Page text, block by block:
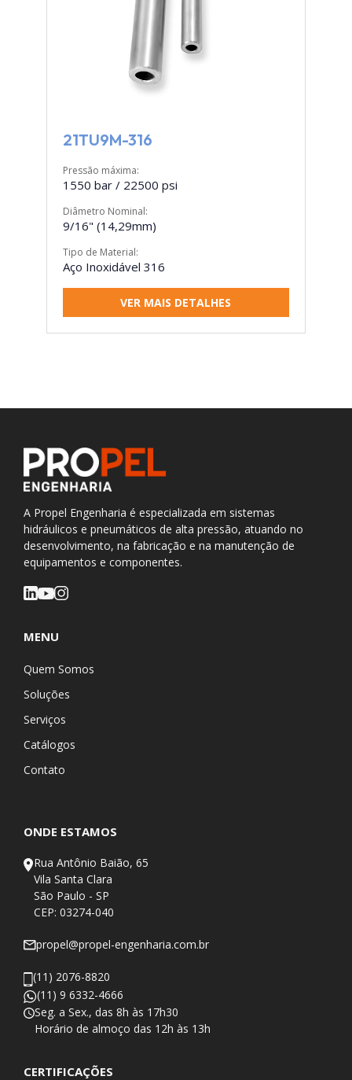
21TU9M-316
Pressão máxima:
1550 bar / 22500 psi
Diâmetro Nominal:
9/16" (14,29mm)
Tipo de Material:
Aço Inoxidável 316
VER MAIS DETALHES
A Propel Engenharia é especializada em sistemas
hidráulicos e pneumáticos de alta pressão, atuando no
desenvolvimento, na fabricação e na manutenção de
equipamentos e componentes.
MENU
Quem Somos
Soluções
Serviços
Catálogos
Contato
ONDE ESTAMOS
Rua Antônio Baião, 65
Vila Santa Clara
São Paulo - SP
CEP: 03274-040
propel@propel-engenharia.com.br
(11) 2076-8820
(11) 9 6332-4666
Seg. a Sex., das 8h às 17h30
​Horário de almoço das 12h às 13h
CERTIFICAÇÕES